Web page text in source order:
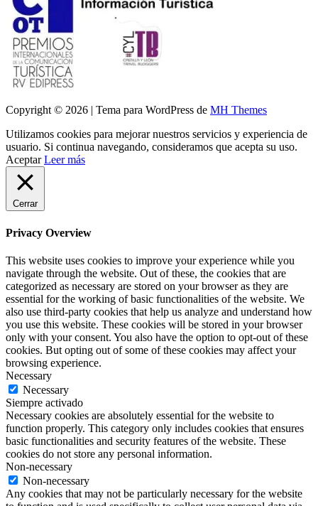
Copyright © 2026 | Tema para WordPress de MH Themes
Utilizamos cookies para mejorar nuestros servicios y experiencia de
usuario. Si continua navegando, consideramos que acepta su uso.
Aceptar Leer más
Cerrar
Privacy Overview
This website uses cookies to improve your experience while you
navigate through the website. Out of these, the cookies that are
categorized as necessary are stored on your browser as they are
essential for the working of basic functionalities of the website. We
also use third-party cookies that help us analyze and understand how
you use this website. These cookies will be stored in your browser
only with your consent. You also have the option to opt-out of these
cookies. But opting out of some of these cookies may affect your
browsing experience.
Necessary
Necessary
Siempre activado
Necessary cookies are absolutely essential for the website to
function properly. This category only includes cookies that ensures
basic functionalities and security features of the website. These
cookies do not store any personal information.
Non-necessary
Non-necessary
Any cookies that may not be particularly necessary for the website